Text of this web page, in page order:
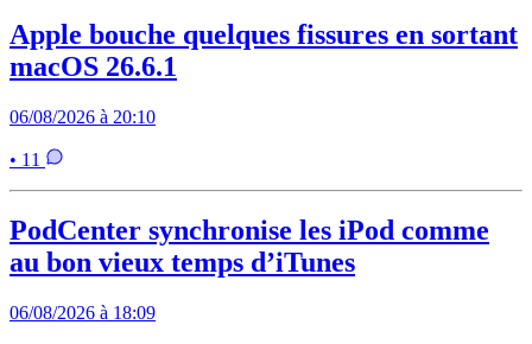
Apple bouche quelques fissures en sortant
macOS 26.6.1
06/08/2026 à 20:10
• 11
PodCenter synchronise les iPod comme
au bon vieux temps d’iTunes
06/08/2026 à 18:09